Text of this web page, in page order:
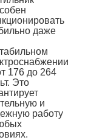
даже
176 до 264
Это
и
работу